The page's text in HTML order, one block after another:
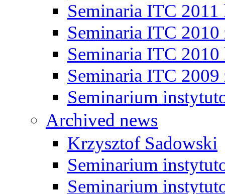
Seminaria ITC 2011
Seminaria ITC 2010
Seminaria ITC 2010
Seminaria ITC 2009
Seminarium
Archived news
Krzysztof Sadowski
Seminarium
Seminarium